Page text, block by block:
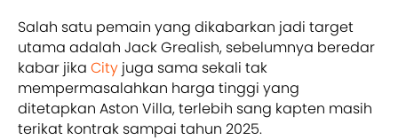
Salah satu pemain yang dikabarkan jadi target
utama adalah Jack Grealish, sebelumnya beredar
kabar jika City juga sama sekali tak
mempermasalahkan harga tinggi yang
ditetapkan Aston Villa, terlebih sang kapten masih
terikat kontrak sampai tahun 2025.